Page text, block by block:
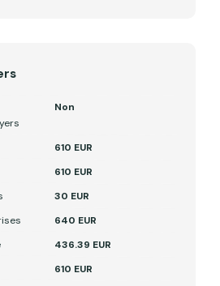
Non
610 EUR
610 EUR
30 EUR
640 EUR
436.39 EUR
610 EUR